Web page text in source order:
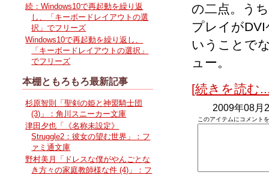
の二点。う
プレイが
いうことで
ュー。
[続きを読む
2009年08月
このアイテムにコメント
続：Windows10で再起動を繰り返
し、「キーボードレイアウトの選
択」でフリーズ
Windows10で再起動を繰り返し、
「キーボードレイアウトの選択」
でフリーズ
本棚ともろもろ最新記事
杉原智則「聖剣の姫と神盟騎士団
(3)」：角川スニーカー文庫
津田夕也「《名称未設定》
Struggle2：彼女の望む世界」：フ
ァミ通文庫
野村美月「ドレスな僕がやんごとな
き方々の家庭教師様な件 (4)」：フ